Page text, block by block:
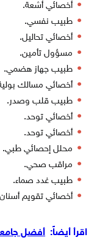
أخصائي أشعة.
طبيب نفسي.
أخصائي تحاليل.
مسؤول تأمين.
طبيب جهاز هضمي.
أخصائي مسالك
طبيب قلب وصدر.
أخصائي توحد.
أخصائي توحد.
محلل إحصائي طبي.
مراقب صحي.
طبيب غدد صماء.
أخصائي تقويم
اقرأ أيضاً: أفضل